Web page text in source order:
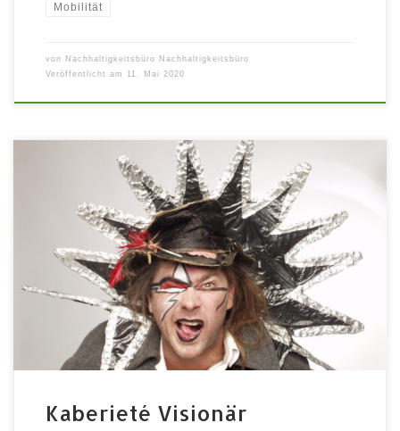
Mobilität
von Nachhaltigkeitsbüro Nachhaltigkeitsbüro
Veröffentlicht am
11. Mai 2020
Eine Mischung aus Kabarett und Varieté 1.8.2020
Einlass 20 Uhr, Beginn 20:30 Uhr im Innenhof des
Fürther Rathauses Ein bunter Abend mit Artistik,
Kabarett, Musik und einer fast CO2-neutralen
Feuershow. „Fürther aus dem Übermorgen – aus dem
Jahr 2125“ begeben sich auf ein Holodeck im Fürther
Rathausinnenhof und erleben was […]
Kaberieté Visionär